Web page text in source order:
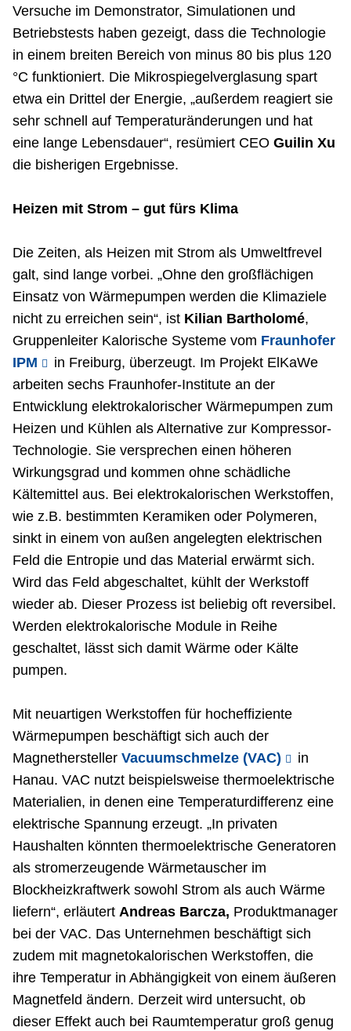
Versuche im Demonstrator, Simulationen und
Betriebstests haben gezeigt, dass die Technologie
in einem breiten Bereich von minus 80 bis plus 120
°C funktioniert. Die Mikrospiegelverglasung spart
etwa ein Drittel der Energie, „außerdem reagiert sie
sehr schnell auf Temperaturänderungen und hat
eine lange Lebensdauer“, resümiert CEO Guilin Xu
die bisherigen Ergebnisse.
Heizen mit Strom – gut fürs Klima
Die Zeiten, als Heizen mit Strom als Umweltfrevel
galt, sind lange vorbei. „Ohne den großflächigen
Einsatz von Wärmepumpen werden die Klimaziele
nicht zu erreichen sein“, ist Kilian Bartholomé,
Gruppenleiter Kalorische Systeme vom Fraunhofer
IPM
in Freiburg, überzeugt. Im Projekt ElKaWe
arbeiten sechs Fraunhofer-Institute an der
Entwicklung elektrokalorischer Wärmepumpen zum
Heizen und Kühlen als Alternative zur Kompressor-
Technologie. Sie versprechen einen höheren
Wirkungsgrad und kommen ohne schädliche
Kältemittel aus. Bei elektrokalorischen Werkstoffen,
wie z.B. bestimmten Keramiken oder Polymeren,
sinkt in einem von außen angelegten elektrischen
Feld die Entropie und das Material erwärmt sich.
Wird das Feld abgeschaltet, kühlt der Werkstoff
wieder ab. Dieser Prozess ist beliebig oft reversibel.
Werden elektrokalorische Module in Reihe
geschaltet, lässt sich damit Wärme oder Kälte
pumpen.
Mit neuartigen Werkstoffen für hocheffiziente
Wärmepumpen beschäftigt sich auch der
Magnethersteller Vacuumschmelze (VAC)
in
Hanau. VAC nutzt beispielsweise thermoelektrische
Materialien, in denen eine Temperaturdifferenz eine
elektrische Spannung erzeugt. „In privaten
Haushalten könnten thermoelektrische Generatoren
als stromerzeugende Wärmetauscher im
Blockheizkraftwerk sowohl Strom als auch Wärme
liefern“, erläutert Andreas Barcza, Produktmanager
bei der VAC. Das Unternehmen beschäftigt sich
zudem mit magnetokalorischen Werkstoffen, die
ihre Temperatur in Abhängigkeit von einem äußeren
Magnetfeld ändern. Derzeit wird untersucht, ob
dieser Effekt auch bei Raumtemperatur groß genug